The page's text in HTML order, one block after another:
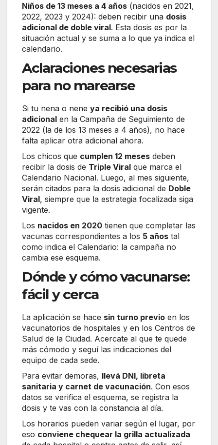
Niños de 13 meses a 4 años (nacidos en 2021,
2022, 2023 y 2024): deben recibir una dosis
adicional de doble viral. Esta dosis es por la
situación actual y se suma a lo que ya indica el
calendario.
Aclaraciones necesarias
para no marearse
Si tu nena o nene ya recibió una dosis
adicional en la Campaña de Seguimiento de
2022 (la de los 13 meses a 4 años), no hace
falta aplicar otra adicional ahora.
Los chicos que cumplen 12 meses deben
recibir la dosis de Triple Viral que marca el
Calendario Nacional. Luego, al mes siguiente,
serán citados para la dosis adicional de Doble
Viral, siempre que la estrategia focalizada siga
vigente.
Los nacidos en 2020 tienen que completar las
vacunas correspondientes a los 5 años tal
como indica el Calendario: la campaña no
cambia ese esquema.
Dónde y cómo vacunarse:
fácil y cerca
La aplicación se hace sin turno previo en los
vacunatorios de hospitales y en los Centros de
Salud de la Ciudad. Acercate al que te quede
más cómodo y seguí las indicaciones del
equipo de cada sede.
Para evitar demoras, llevá DNI, libreta
sanitaria y carnet de vacunación. Con esos
datos se verifica el esquema, se registra la
dosis y te vas con la constancia al día.
Los horarios pueden variar según el lugar, por
eso conviene chequear la grilla actualizada